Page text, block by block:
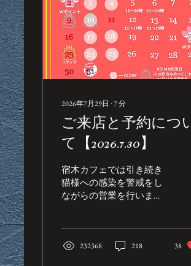
2026年7月29日 ∙7分
ご来店と予約につ
て【2026.7.30】
宿木カフェでは引き続き
猫様への感染を警戒をし
ながらの営業を行いま
ます。 またこちらのペー
232368 218 38